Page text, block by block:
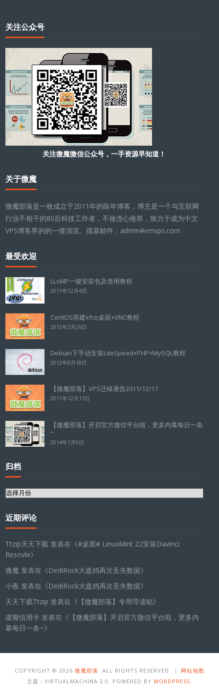
关注公众号
关注微魔微信公众号，一手资源早知道！
关于微魔
微魔部落是一枚成立于2011年的陈年博客，博主是一个与互联网
行业不相干的80后科技工作者，不做违心推荐，致力于成为中文
VPS博客界的的一缕清流。搅基邮件：admin#vmvps.com
最受欢迎
LLsMP一键安装包及使用教程
2011年12月4日
CentOS搭建xfce桌面+VNC教程
2012年2月26日
Debian下手动安装LiteSpeed+PHP+MySQL教程
2012年8月18日
【微魔部落】VPS迁移通告2011/12/17
2011年12月17日
【微魔部落】开启官方微信平台啦，更多内幕每日一条
~
2014年1月9日
归档
归
近期评论
Ttzip天天下载 发表在《#桌面# LinuxMint 22安装Davinci
Resovle》
微魔 发表在《DediRock大盘鸡再次丢失数据》
小夜 发表在《DediRock大盘鸡再次丢失数据》
天天下载Ttzip 发表在《 【微魔部落】专用导读贴》
虛擬信用卡 发表在《 【微魔部落】开启官方微信平台啦，更多内
幕每日一条~》
COPYRIGHT © 2026 微魔部落. ALL RIGHTS RESERVED. ｜ 网站地图
主题：VIRTUALMACHINA 2.0. POWERED BY WORDPRESS.